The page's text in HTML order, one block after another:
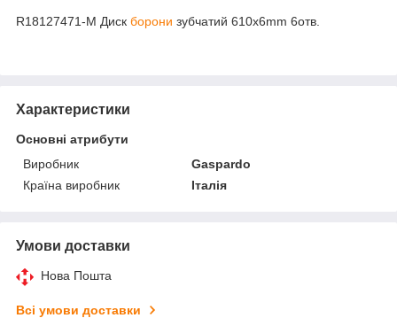
R18127471-M Диск борони зубчатий 610х6mm 6отв.
Характеристики
Основні атрибути
Виробник
Gaspardo
Країна виробник
Італія
Умови доставки
Нова Пошта
Всі умови доставки